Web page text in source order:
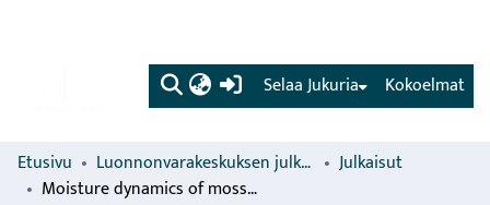
(current) Kokoelmat
Selaa Jukuria
Etusivu Luonnonvarakeskuksen julkaisut
Julkaisut
Moisture dynamics of moss-dominated surface fuel in relation to the structure of Picea abies and Pinus sylvestris stands